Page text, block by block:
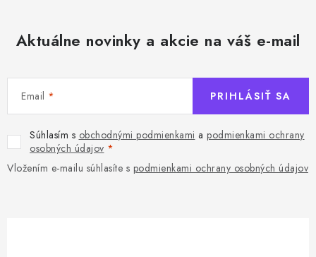
s
Aktuálne novinky a akcie na váš e-mail
Email
Súhlasím s obchodnými podmienkami a podmienkami ochrany
osobných údajov
Vložením e-mailu súhlasíte s podmienkami ochrany osobných údajov
PRIHLÁSIŤ SA